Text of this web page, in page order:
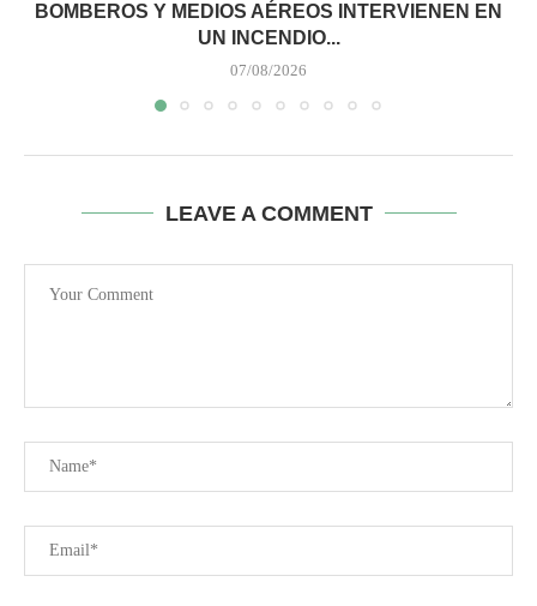
BOMBEROS Y MEDIOS AÉREOS INTERVIENEN EN
UN INCENDIO...
07/08/2026
LEAVE A COMMENT